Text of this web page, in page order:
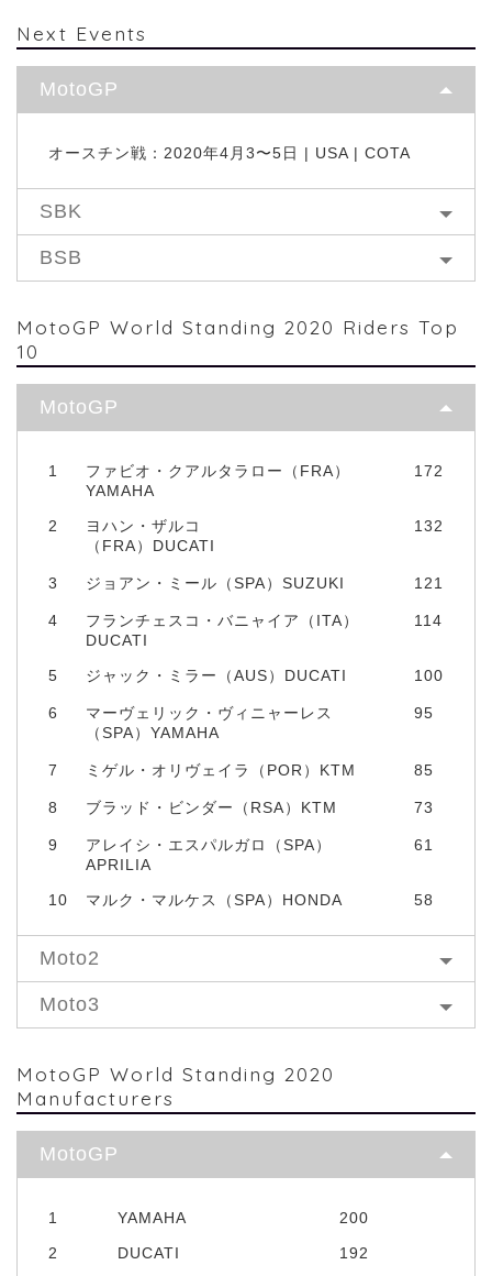
Next Events
MotoGP
オースチン戦：2020年4月3〜5日 | USA | COTA
SBK
BSB
MotoGP World Standing 2020 Riders Top
10
MotoGP
1
ファビオ・クアルタラロー（FRA）
YAMAHA
172
2
ヨハン・ザルコ
（FRA）DUCATI
132
3 ジョアン・ミール（SPA）SUZUKI 121
4
フランチェスコ・バニャイア（ITA）
DUCATI
114
5 ジャック・ミラー（AUS）DUCATI 100
6
マーヴェリック・ヴィニャーレス
（SPA）YAMAHA
95
7 ミゲル・オリヴェイラ（POR）KTM 85
8 ブラッド・ビンダー（RSA）KTM 73
9
アレイシ・エスパルガロ（SPA）
APRILIA
61
10 マルク・マルケス（SPA）HONDA 58
Moto2
Moto3
MotoGP World Standing 2020
Manufacturers
MotoGP
1 YAMAHA
200
2
DUCATI
192